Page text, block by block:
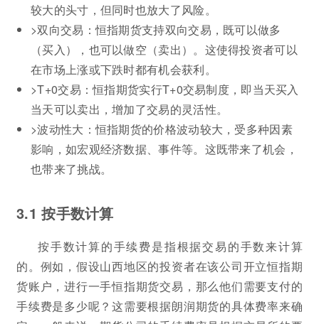
较大的头寸，但同时也放大了风险。
>双向交易：恒指期货支持双向交易，既可以做多
（买入），也可以做空（卖出）。这使得投资者可以
在市场上涨或下跌时都有机会获利。
>T+0交易：恒指期货实行T+0交易制度，即当天买入
当天可以卖出，增加了交易的灵活性。
>波动性大：恒指期货的价格波动较大，受多种因素
影响，如宏观经济数据、事件等。这既带来了机会，
也带来了挑战。
3.1 按手数计算
按手数计算的手续费是指根据交易的手数来计算
的。例如，假设山西地区的投资者在该公司开立恒指期
货账户，进行一手恒指期货交易，那么他们需要支付的
手续费是多少呢？这需要根据朗润期货的具体费率来确